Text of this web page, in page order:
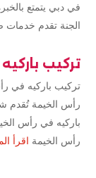
في دبي يتمتع
الجنة تقدم
تركيب
تركيب باركيه في
رأس الخيمة تُقدم
باركيه في رأس
رأس الخيمة اقرأ